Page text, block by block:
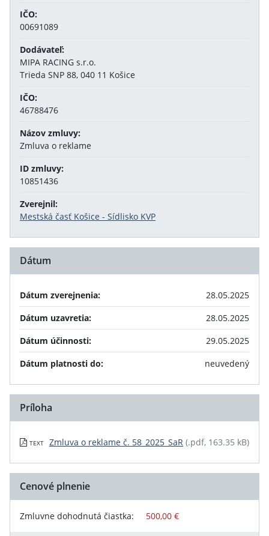
IČO:
00691089
Dodávateľ:
MIPA RACING s.r.o.
Trieda SNP 88, 040 11 Košice
IČO:
46788476
Názov zmluvy:
Zmluva o reklame
ID zmluvy:
10851436
Zverejnil:
Mestská časť Košice - Sídlisko KVP
Dátum
Dátum zverejnenia:
28.05.2025
Dátum uzavretia:
28.05.2025
Dátum účinnosti:
29.05.2025
Dátum platnosti do:
neuvedený
Príloha
TEXT Zmluva o reklame č. 58_2025_SaR (.pdf, 163.35 kB)
Cenové plnenie
Zmluvne dohodnutá čiastka: 500,00 €